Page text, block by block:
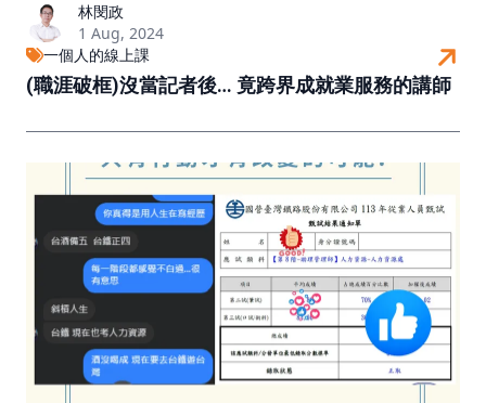
林閔政
1 Aug, 2024
一個人的線上課
(職涯破框)沒當記者後… 竟跨界成就業服務的講師